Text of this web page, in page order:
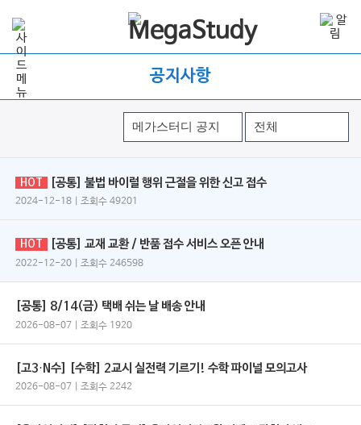
공지사항
HOT [공통] 불법 바이럴 행위 근절을 위한 신고 접수
2024-12-18 | 조회수 49201
HOT [공통] 교재 교환 / 반품 접수 서비스 오픈 안내
2022-12-20 | 조회수 246598
[공통] 8/14(금) 택배 쉬는 날 배송 안내
2026-08-07 | 조회수 1920
[고3·N수] [수학] 2교시 실전력 기르기! 수학 파이널 모의고사
2026-08-07 | 조회수 2242